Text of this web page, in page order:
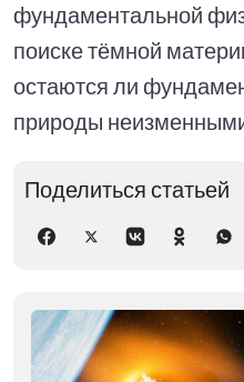
фундаментальной
поиске тёмной
остаются ли
природы
Поделиться статьей